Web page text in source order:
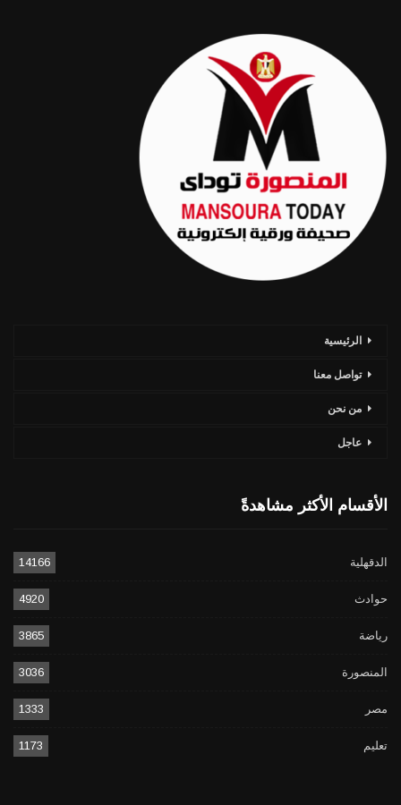
الرئيسية
تواصل معنا
من نحن
عاجل
الأقسام الأكثر مشاهدةً
الدقهلية 14166
حوادث 4920
رياضة 3865
المنصورة 3036
مصر 1333
تعليم 1173